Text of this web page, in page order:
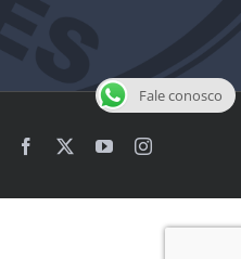
Facebook YouTubeInstagram
Fale conosco